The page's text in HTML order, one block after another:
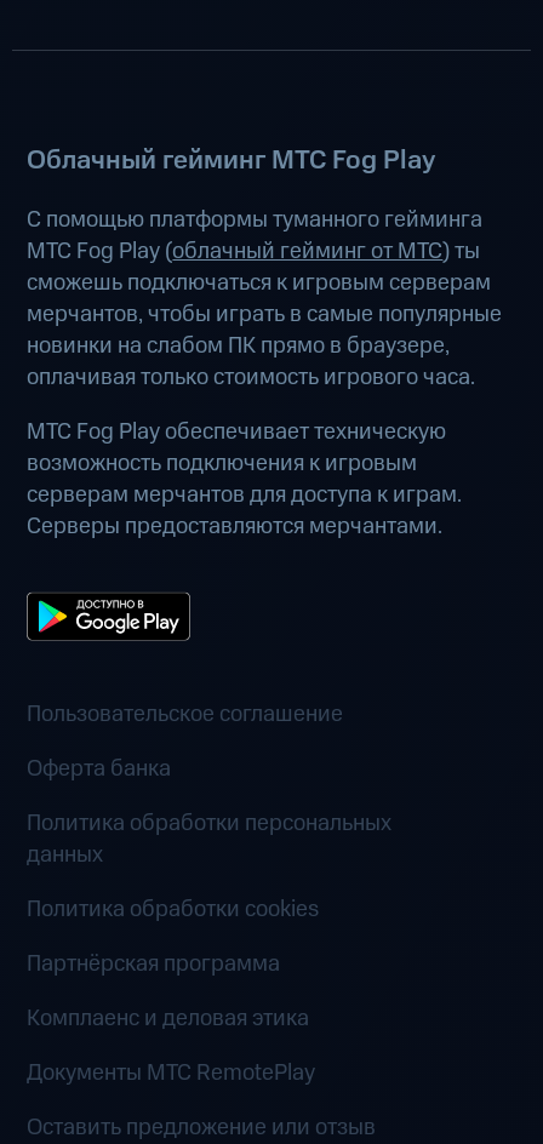
Облачный гейминг МТС Fog Play
С помощью платформы туманного гейминга
МТС Fog Play (облачный гейминг от МТС) ты
сможешь подключаться к игровым серверам
мерчантов, чтобы играть в самые популярные
новинки на слабом ПК прямо в браузере,
оплачивая только стоимость игрового часа.
МТС Fog Play обеспечивает техническую
возможность подключения к игровым
серверам мерчантов для доступа к играм.
Серверы предоставляются мерчантами.
Пользовательское соглашение
Оферта банка
Политика обработки персональных
данных
Политика обработки cookies
Партнёрская программа
Комплаенс и деловая этика
Документы MTC RemotePlay
Оставить предложение или отзыв